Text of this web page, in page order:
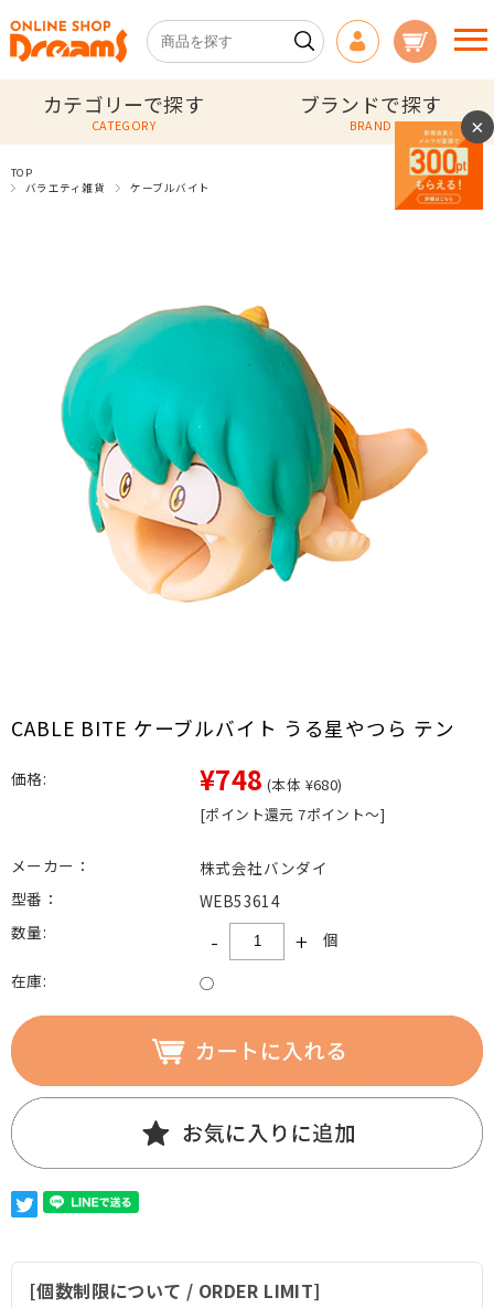
カテゴリーで探す
CATEGORY
ブランドで探す
BRAND
TOP
バラエティ雑貨
ケーブルバイト
CABLE BITE ケーブルバイト うる星やつら テン
価格: ¥748 (本体 ¥680)
[ポイント還元 7ポイント～]
メーカー：
株式会社バンダイ
型番：
WEB53614
数量:
- +
個
在庫:
○
[個数制限について / ORDER LIMIT]
×